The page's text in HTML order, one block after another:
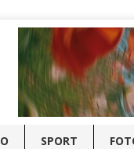
SPORT